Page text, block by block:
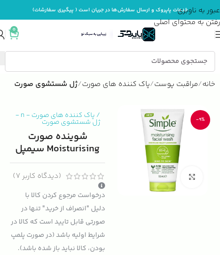
عبور به ناوبری
رفتن به محتوای اصلی
خدمات پاپروک و ارسال سفارش‌ها در جریان است ( پیگیری سفارشات)
0
خانه مراقبت پوست پاک کننده های صورت ژل شستشوی صورت
-9%
بزرگنمایی تصویر
/ پاک کننده های صورت-
n
-
ژل شستشوی صورت
شوینده صورت
Moisturising سیمپل
(دیدگاه کاربر 7
)
درخواست مرجوع کردن کالا با
دلیل "انصراف از خرید" تنها در
صورتی قابل تایید است که کالا در
شرایط اولیه باشد (در صورت پلمپ
بودن، کالا نباید باز شده باشد).